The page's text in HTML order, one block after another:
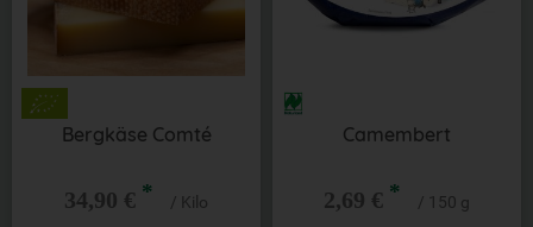
Bergkäse Comté
34,90 € * / Kilo
Camembert
2,69 € * / 150 g